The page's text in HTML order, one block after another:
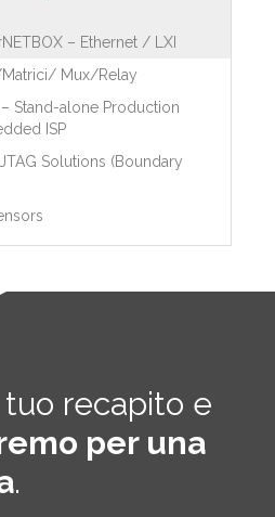
– Ethernet / LXI
Mux/Relay
Stand-alone Production
ISP
Solutions (Boundary
tuo recapito e
per una
.